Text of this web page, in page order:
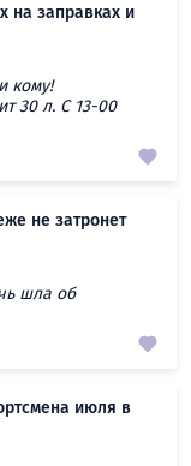
на заправках и
кому!
30 л. С 13-00
не затронет
шла об
июля в